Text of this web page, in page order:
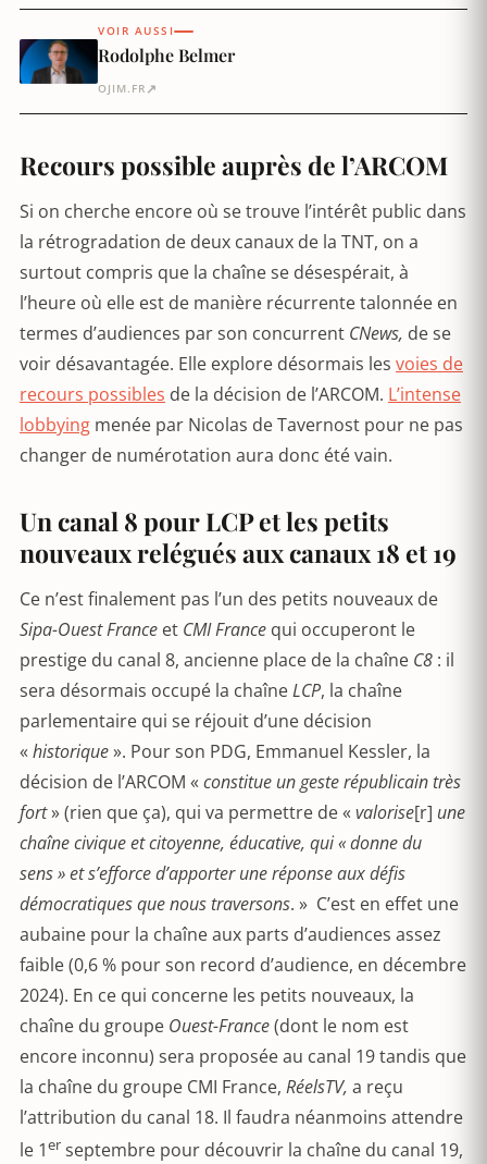
VOIR AUSSI
Rodolphe Belmer
OJIM.FR ↗
Recours possible auprès de l’ARCOM
Si on cherche encore où se trouve l’intérêt public dans
la rétrogradation de deux canaux de la TNT, on a
surtout compris que la chaîne se désespérait, à
l’heure où elle est de manière récurrente talonnée en
termes d’audiences par son concurrent CNews, de se
voir désavantagée. Elle explore désormais les voies de
recours possibles de la décision de l’ARCOM. L’intense
lobbying menée par Nicolas de Tavernost pour ne pas
changer de numérotation aura donc été vain.
Un canal 8 pour LCP et les petits
nouveaux relégués aux canaux 18 et 19
Ce n’est finalement pas l’un des petits nouveaux de
Sipa-Ouest France et CMI France qui occuperont le
prestige du canal 8, ancienne place de la chaîne C8 : il
sera désormais occupé la chaîneLCP, la chaîne
parlementaire qui se réjouit d’une décision
« historique». Pour son PDG, Emmanuel Kessler, la
décision de l’ARCOM « constitue un geste républicain très
fort» (rien que ça), qui va permettre de « valorise[r] une
chaîne civique et citoyenne, éducative, qui « donne du
sens » et s’efforce d’apporter une réponse aux défis
démocratiques que nous traversons. » C’est en effet une
aubaine pour la chaîne aux parts d’audiences assez
faible (0,6 % pour son record d’audience, en décembre
2024). En ce qui concerne les petits nouveaux, la
chaîne du groupe Ouest-France(dont le nom est
encore inconnu) sera proposée au canal 19 tandis que
la chaîne du groupe CMI France, RéelsTV, a reçu
l’attribution du canal 18. Il faudra néanmoins attendre
le 1er septembre pour découvrir la chaîne du canal 19,